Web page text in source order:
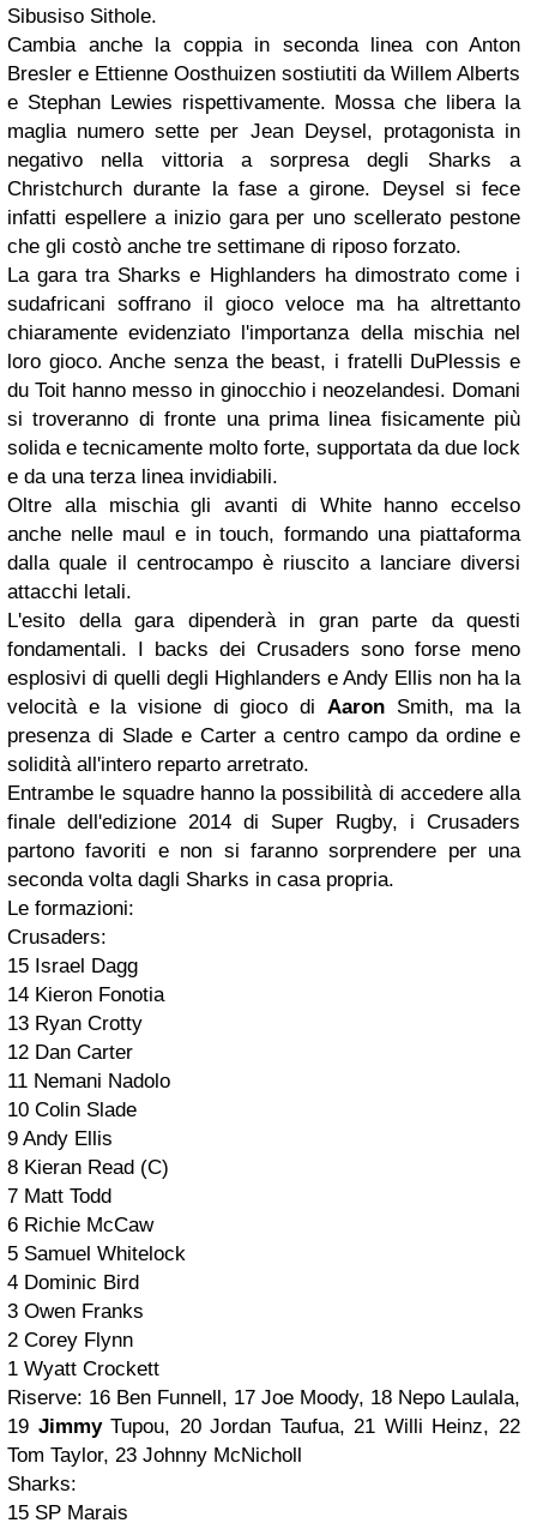
Sibusiso Sithole.
Cambia anche la coppia in seconda linea con Anton
Bresler e Ettienne Oosthuizen sostiutiti da Willem Alberts
e Stephan Lewies rispettivamente. Mossa che libera la
maglia numero sette per Jean Deysel, protagonista in
negativo nella vittoria a sorpresa degli Sharks a
Christchurch durante la fase a girone. Deysel si fece
infatti espellere a inizio gara per uno scellerato pestone
che gli costò anche tre settimane di riposo forzato.
La gara tra Sharks e Highlanders ha dimostrato come i
sudafricani soffrano il gioco veloce ma ha altrettanto
chiaramente evidenziato l'importanza della mischia nel
loro gioco. Anche senza the beast, i fratelli DuPlessis e
du Toit hanno messo in ginocchio i neozelandesi. Domani
si troveranno di fronte una prima linea fisicamente più
solida e tecnicamente molto forte, supportata da due lock
e da una terza linea invidiabili.
Oltre alla mischia gli avanti di White hanno eccelso
anche nelle maul e in touch, formando una piattaforma
dalla quale il centrocampo è riuscito a lanciare diversi
attacchi letali.
L'esito della gara dipenderà in gran parte da questi
fondamentali. I backs dei Crusaders sono forse meno
esplosivi di quelli degli Highlanders e Andy Ellis non ha la
velocità e la visione di gioco di AaronSmith, ma la
presenza di Slade e Carter a centro campo da ordine e
solidità all'intero reparto arretrato.
Entrambe le squadre hanno la possibilità di accedere alla
finale dell'edizione 2014 di Super Rugby, i Crusaders
partono favoriti e non si faranno sorprendere per una
seconda volta dagli Sharks in casa propria.
Le formazioni:
Crusaders:
15 Israel Dagg
14 Kieron Fonotia
13 Ryan Crotty
12 Dan Carter
11 Nemani Nadolo
10 Colin Slade
9 Andy Ellis
8 Kieran Read (C)
7 Matt Todd
6 Richie McCaw
5 Samuel Whitelock
4 Dominic Bird
3 Owen Franks
2 Corey Flynn
1 Wyatt Crockett
Riserve: 16 Ben Funnell, 17 Joe Moody, 18 Nepo Laulala,
19 JimmyTupou, 20 Jordan Taufua, 21 Willi Heinz, 22
Tom Taylor, 23 Johnny McNicholl
Sharks:
15 SP Marais